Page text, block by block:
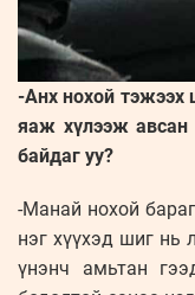
-Анх нохой тэжээх
яаж хүлээж авсан
байдаг уу?
-Манай нохой
нэг хүүхэд шиг нь
үнэнч амьтан